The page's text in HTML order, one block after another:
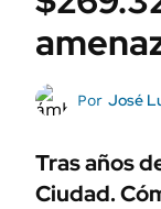
Dólar
ÁMBITO DEBATE
Por José
Tras años
Ciudad.